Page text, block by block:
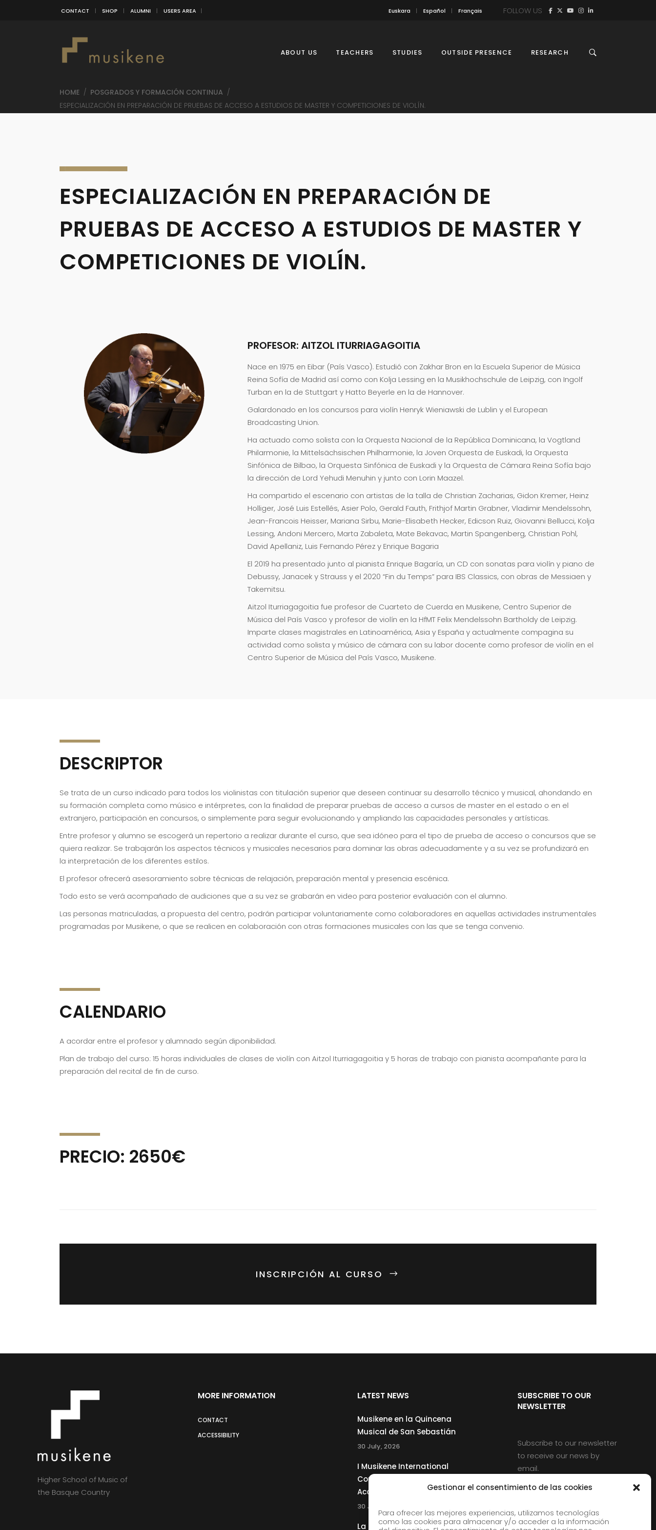
Gestionar el consentimiento de las cookies
Para ofrecer las mejores experiencias, utilizamos tecnologías
como las cookies para almacenar y/o acceder a la información
CONTACT SHOP ALUMNI USERS AREA Euskara Español Français FOLLOW US
ABOUT US TEACHERS STUDIES OUTSIDE PRESENCE RESEARCH
HOME / POSGRADOS Y FORMACIÓN CONTINUA /
ESPECIALIZACIÓN EN PREPARACIÓN DE PRUEBAS DE ACCESO A ESTUDIOS DE MASTER Y COMPETICIONES DE VIOLÍN.
ESPECIALIZACIÓN EN PREPARACIÓN DE
PRUEBAS DE ACCESO A ESTUDIOS DE MASTER Y
COMPETICIONES DE VIOLÍN.
PROFESOR: AITZOL ITURRIAGAGOITIA
Nace en 1975 en Eibar (País Vasco). Estudió con Zakhar Bron en la Escuela Superior de Música
Reina Sofía de Madrid así como con Kolja Lessing en la Musikhochschule de Leipzig, con Ingolf
Turban en la de Stuttgart y Hatto Beyerle en la de Hannover.
Galardonado en los concursos para violín Henryk Wieniawski de Lublin y el European
Broadcasting Union.
Ha actuado como solista con la Orquesta Nacional de la República Dominicana, la Vogtland
Philarmonie, la Mittelsächsischen Philharmonie, la Joven Orquesta de Euskadi, la Orquesta
Sinfónica de Bilbao, la Orquesta Sinfónica de Euskadi y la Orquesta de Cámara Reina Sofía bajo
la dirección de Lord Yehudi Menuhin y junto con Lorin Maazel.
Ha compartido el escenario con artistas de la talla de Christian Zacharias, Gidon Kremer, Heinz
Holliger, José Luis Estellés, Asier Polo, Gerald Fauth, Frithjof Martin Grabner, Vladimir Mendelssohn,
Jean-Francois Heisser, Mariana Sirbu, Marie-Elisabeth Hecker, Edicson Ruiz, Giovanni Bellucci, Kolja
Lessing, Andoni Mercero, Marta Zabaleta, Mate Bekavac, Martin Spangenberg, Christian Pohl,
David Apellaniz, Luis Fernando Pérez y Enrique Bagaria
El 2019 ha presentado junto al pianista Enrique Bagaría, un CD con sonatas para violín y piano de
Debussy, Janacek y Strauss y el 2020 “Fin du Temps” para IBS Classics, con obras de Messiaen y
Takemitsu.
Aitzol Iturriagagoitia fue profesor de Cuarteto de Cuerda en Musikene, Centro Superior de
Música del País Vasco y profesor de violín en la HfMT Felix Mendelssohn Bartholdy de Leipzig.
Imparte clases magistrales en Latinoamérica, Asia y España y actualmente compagina su
actividad como solista y músico de cámara con su labor docente como profesor de violín en el
Centro Superior de Música del País Vasco, Musikene.
DESCRIPTOR
Se trata de un curso indicado para todos los violinistas con titulación superior que deseen continuar su desarrollo técnico y musical, ahondando en
su formación completa como músico e intérpretes, con la finalidad de preparar pruebas de acceso a cursos de master en el estado o en el
extranjero, participación en concursos, o simplemente para seguir evolucionando y ampliando las capacidades personales y artísticas.
Entre profesor y alumno se escogerá un repertorio a realizar durante el curso, que sea idóneo para el tipo de prueba de acceso o concursos que se
quiera realizar. Se trabajarán los aspectos técnicos y musicales necesarios para dominar las obras adecuadamente y a su vez se profundizará en
la interpretación de los diferentes estilos.
El profesor ofrecerá asesoramiento sobre técnicas de relajación, preparación mental y presencia escénica.
Todo esto se verá acompañado de audiciones que a su vez se grabarán en video para posterior evaluación con el alumno.
Las personas matriculadas, a propuesta del centro, podrán participar voluntariamente como colaboradores en aquellas actividades instrumentales
programadas por Musikene, o que se realicen en colaboración con otras formaciones musicales con las que se tenga convenio.
CALENDARIO
A acordar entre el profesor y alumnado según diponibilidad.
Plan de trabajo del curso: 15 horas individuales de clases de violín con Aitzol Iturriagagoitia y 5 horas de trabajo con pianista acompañante para la
preparación del recital de fin de curso.
PRECIO: 2650€
INSCRIPCIÓN AL CURSO
Higher School of Music of
the Basque Country
MORE INFORMATION
CONTACT
ACCESSIBILITY
LATEST NEWS
Musikene en la Quincena
Musical de San Sebastián
30 July, 2026
I Musikene International
Competition for Young
Accordionists
30 July, 2026
La Musikene Big Band
SUBSCRIBE TO OUR
NEWSLETTER
Subscribe to our newsletter
to receive our news by
email.